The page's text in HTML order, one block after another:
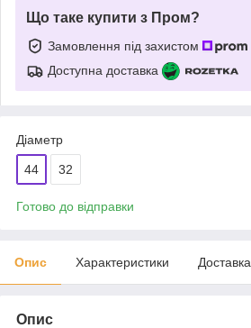
Що таке купити з Пром?
Замовлення під захистом
Доступна доставка
Діаметр
44 32
Готово до відправки
Опис Характеристики Доставка
Опис